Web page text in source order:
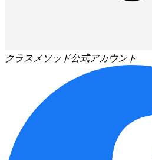
クラスメソッド公式アカウント